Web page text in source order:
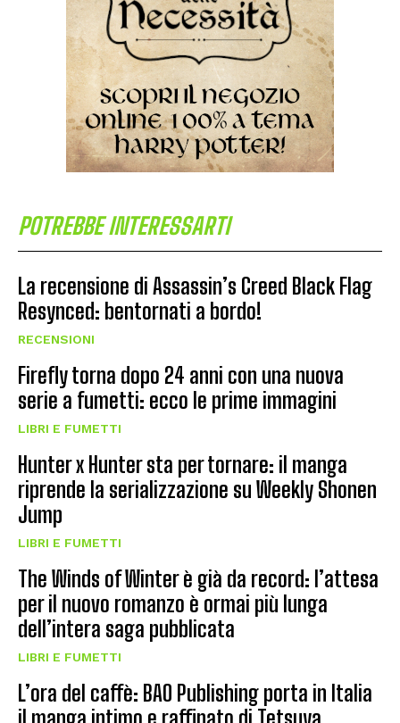
POTREBBE INTERESSARTI
La recensione di Assassin’s Creed Black Flag
Resynced: bentornati a bordo!
RECENSIONI
Firefly torna dopo 24 anni con una nuova
serie a fumetti: ecco le prime immagini
LIBRI E FUMETTI
Hunter x Hunter sta per tornare: il manga
riprende la serializzazione su Weekly Shonen
Jump
LIBRI E FUMETTI
The Winds of Winter è già da record: l’attesa
per il nuovo romanzo è ormai più lunga
dell’intera saga pubblicata
LIBRI E FUMETTI
L’ora del caffè: BAO Publishing porta in Italia